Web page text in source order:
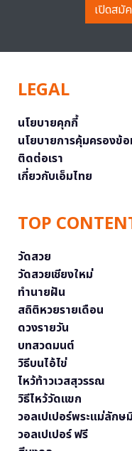
เปิดสมั
LEGAL
นโยบายคุกกี้
นโยบายการคุ้มครองข้
ติดต่อเรา
เกี่ยวกับเอ็มไทย
TOP
วัดสวย
วัดสวยเชียงใหม่
ทำนายฝัน
สถิติหวยรายเดือน
ดวงรายวัน
บทสวดมนต์
วิธีบนไอ้ไข่
ไหว้ท้าวเวสสุวรรณ
วิธีไหว้วัดแขก
วอลเปเปอร์พระแม่ลักษ
วอลเปเปอร์ ฟรี